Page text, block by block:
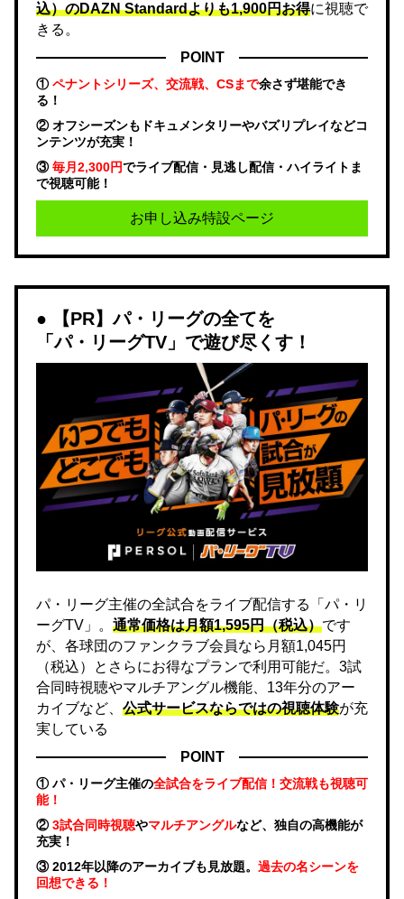
込）のDAZN Standard​よりも1,900円お得に視聴で
きる。
POINT
①ペナントシリーズ、交流戦、CSまで余さず堪能でき
る！
② オフシーズンもドキュメンタリーやバズリプレイなどコ
ンテンツが充実！
③毎月2,300円でライブ配信・見逃し配信・ハイライトま
で視聴可能！
お申し込み特設ページ
【PR】パ・リーグの全てを
「パ・リーグTV」で遊び尽くす！
パ・リーグ主催の全試合をライブ配信する「パ・リ
ーグTV」。 通常価格は月額1,595円（税込）です
が、各球団のファンクラブ会員なら月額1,045円
（税込）とさらにお得なプランで利用可能だ。3試
合同時視聴やマルチアングル機能、13年分のアー
カイブなど、 公式サービスならではの視聴体験が充
実している
POINT
① パ・リーグ主催の全試合をライブ配信！交流戦も視聴可
能！
②3試合同時視聴やマルチアングルなど、独自の高機能が
充実！
③ 2012年以降のアーカイブも見放題。 過去の名シーンを
回想できる！